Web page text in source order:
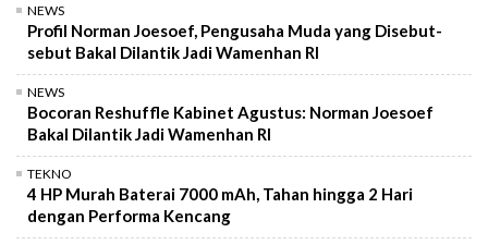
NEWS
Profil Norman Joesoef, Pengusaha Muda yang Disebut-
sebut Bakal Dilantik Jadi Wamenhan RI
NEWS
Bocoran Reshuffle Kabinet Agustus: Norman Joesoef
Bakal Dilantik Jadi Wamenhan RI
TEKNO
4 HP Murah Baterai 7000 mAh, Tahan hingga 2 Hari
dengan Performa Kencang